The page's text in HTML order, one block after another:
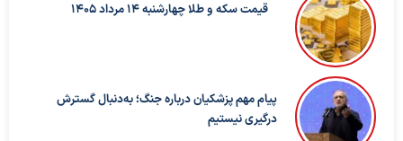
قیمت سکه و طلا چهارشنبه 14 مرداد 1405
پیام مهم پزشکیان درباره جنگ؛ به‌دنبال گسترش
درگیری نیستیم